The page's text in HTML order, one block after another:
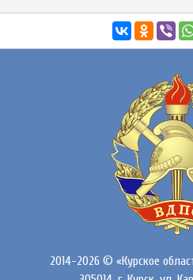
2014-2026 © «Курское